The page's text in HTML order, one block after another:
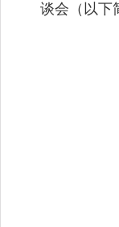
谈会（以下